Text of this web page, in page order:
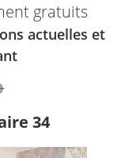
gratuits
actuelles et
34